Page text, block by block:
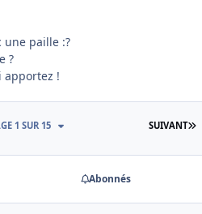
une paille :?
?
apportez !
SUIVANT
1 SUR 15
Abonnés